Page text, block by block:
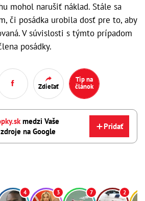
mohol narušiť náklad. Stále sa
či posádka urobila dosť pre to, aby
V súvislosti s týmto prípadom
posádky.
Zdieľať
Tip na
článok
medzi Vaše
na Google
Pridať
4 3 7 2